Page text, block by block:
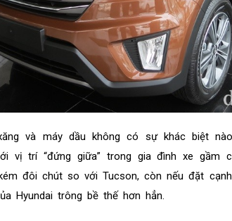
và máy dầu không có sự khác biệt
vị trí “đứng giữa” trong gia đình xe gầm
đôi chút so với Tucson, còn nếu đặt cạnh
Hyundai trông bề thế hơn hẳn.